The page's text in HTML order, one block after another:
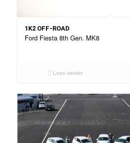
1K2 OFF-ROAD
Ford Fiesta 8th Gen. MK8
Lees verder